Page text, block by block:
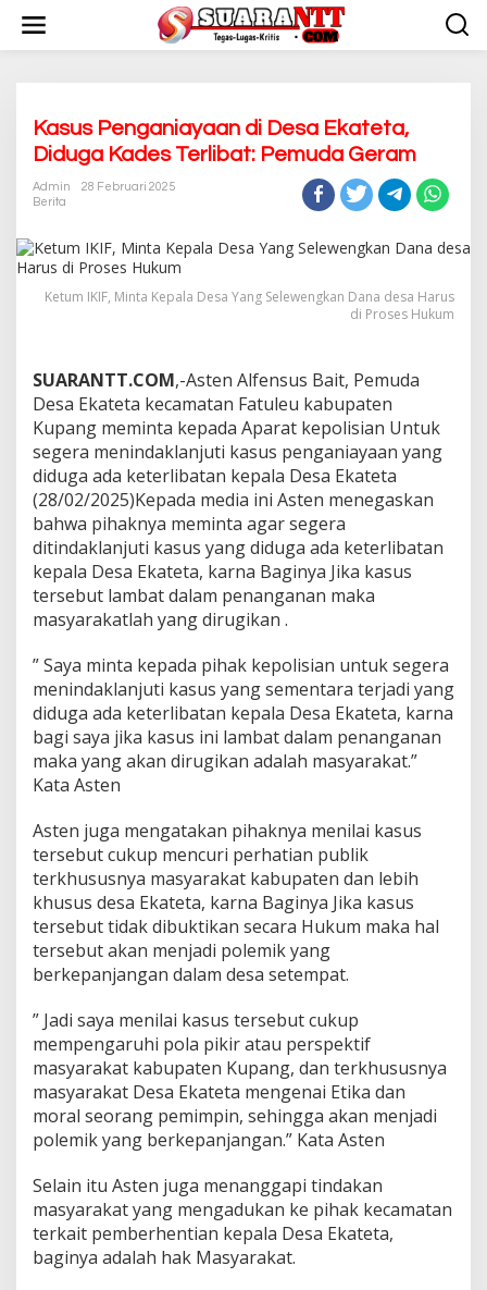
w
Kasus Penganiayaan di Desa Ekateta,
Diduga Kades Terlibat: Pemuda Geram
Admin
28 Februari 2025
Berita
Ketum IKIF, Minta Kepala Desa Yang Selewengkan Dana desa Harus
di Proses Hukum
SUARANTT.COM,-Asten Alfensus Bait, Pemuda
Desa Ekateta kecamatan Fatuleu kabupaten
Kupang meminta kepada Aparat kepolisian Untuk
segera menindaklanjuti kasus penganiayaan yang
diduga ada keterlibatan kepala Desa Ekateta
(28/02/2025)Kepada media ini Asten menegaskan
bahwa pihaknya meminta agar segera
ditindaklanjuti kasus yang diduga ada keterlibatan
kepala Desa Ekateta, karna Baginya Jika kasus
tersebut lambat dalam penanganan maka
masyarakatlah yang dirugikan .
” Saya minta kepada pihak kepolisian untuk segera
menindaklanjuti kasus yang sementara terjadi yang
diduga ada keterlibatan kepala Desa Ekateta, karna
bagi saya jika kasus ini lambat dalam penanganan
maka yang akan dirugikan adalah masyarakat.”
Kata Asten
Asten juga mengatakan pihaknya menilai kasus
tersebut cukup mencuri perhatian publik
terkhususnya masyarakat kabupaten dan lebih
khusus desa Ekateta, karna Baginya Jika kasus
tersebut tidak dibuktikan secara Hukum maka hal
tersebut akan menjadi polemik yang
berkepanjangan dalam desa setempat.
” Jadi saya menilai kasus tersebut cukup
mempengaruhi pola pikir atau perspektif
masyarakat kabupaten Kupang, dan terkhususnya
masyarakat Desa Ekateta mengenai Etika dan
moral seorang pemimpin, sehingga akan menjadi
polemik yang berkepanjangan.” Kata Asten
Selain itu Asten juga menanggapi tindakan
masyarakat yang mengadukan ke pihak kecamatan
terkait pemberhentian kepala Desa Ekateta,
baginya adalah hak Masyarakat.